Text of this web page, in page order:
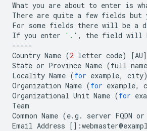
What you are about to enter is
There are quite a few fields but
For some fields there will be a
If you enter '.' , the field will
-----
Country Name (2 letter code) [AU]
State or Province Name (full name
Locality Name (for example, city)
Organization Name (for example,
Organizational Unit Name (for
Team
Common Name (e.g. server FQDN or
Email Address []